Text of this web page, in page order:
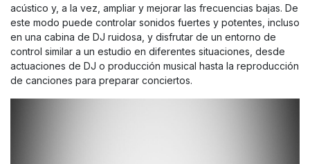
acústico y, a la vez, ampliar y mejorar las frecuencias bajas. De
este modo puede controlar sonidos fuertes y potentes, incluso
en una cabina de DJ ruidosa, y disfrutar de un entorno de
control similar a un estudio en diferentes situaciones, desde
actuaciones de DJ o producción musical hasta la reproducción
de canciones para preparar conciertos.